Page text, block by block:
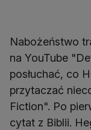
Nabożeństwo
na YouTube
posłuchać, co
przytaczać
Fiction". Po
cytat z Biblii.